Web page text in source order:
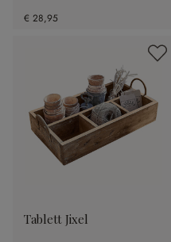
€ 28,95
Tablett Jixel